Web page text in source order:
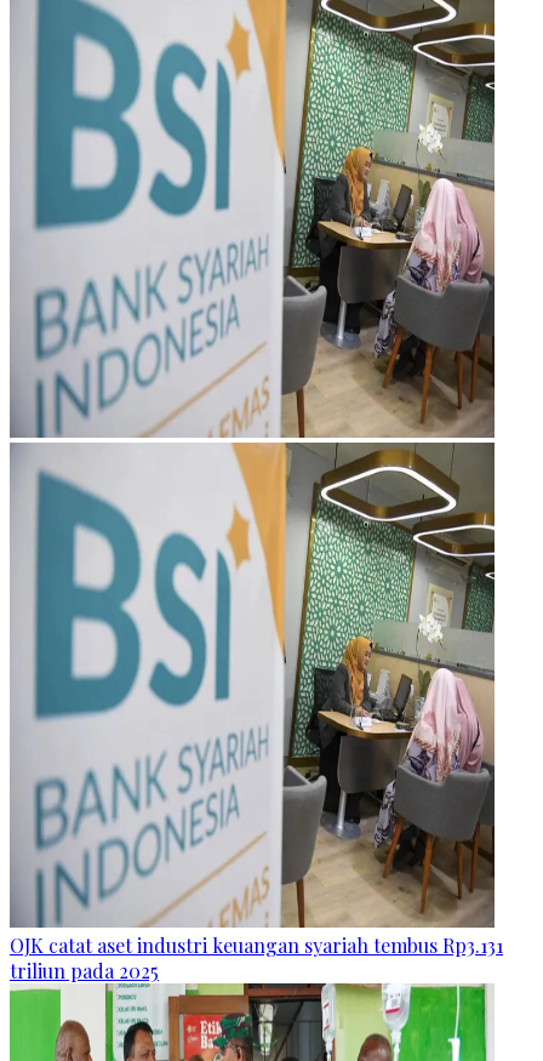
OJK catat aset industri keuangan syariah tembus Rp3.131
triliun pada 2025